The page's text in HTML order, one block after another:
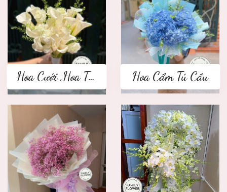
Hoa Cưới ,Hoa Tay Cầm Cô Dâu Hoa Cẩm Tú Cầu